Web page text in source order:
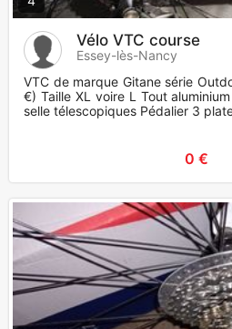
Vélo VTC course
Essey-lès-Nancy
VTC de marque Gitane série
€) Taille XL voire L Tout
selle télescopiques Pédalier 3
0 €